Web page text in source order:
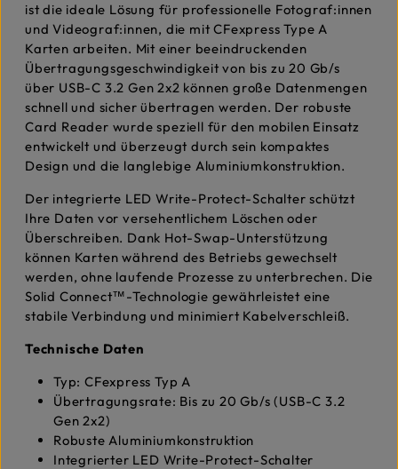
ist die ideale Lösung für professionelle Fotograf:innen
und Videograf:innen, die mit CFexpress Type A
Karten arbeiten. Mit einer beeindruckenden
Übertragungsgeschwindigkeit von bis zu 20 Gb/s
über USB-C 3.2 Gen 2x2 können große Datenmengen
schnell und sicher übertragen werden. Der robuste
Card Reader wurde speziell für den mobilen Einsatz
entwickelt und überzeugt durch sein kompaktes
Design und die langlebige Aluminiumkonstruktion.
Der integrierte LED Write-Protect-Schalter schützt
Ihre Daten vor versehentlichem Löschen oder
Überschreiben. Dank Hot-Swap-Unterstützung
können Karten während des Betriebs gewechselt
werden, ohne laufende Prozesse zu unterbrechen. Die
Solid Connect™-Technologie gewährleistet eine
stabile Verbindung und minimiert Kabelverschleiß.
Technische Daten
Typ: CFexpress Typ A
Übertragungsrate: Bis zu 20 Gb/s (USB-C 3.2
Gen 2x2)
Robuste Aluminiumkonstruktion
Integrierter LED Write-Protect-Schalter